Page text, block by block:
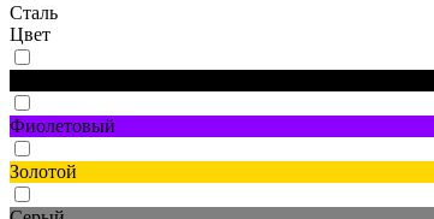
Сталь
Цвет
Фиолетовый
Золотой